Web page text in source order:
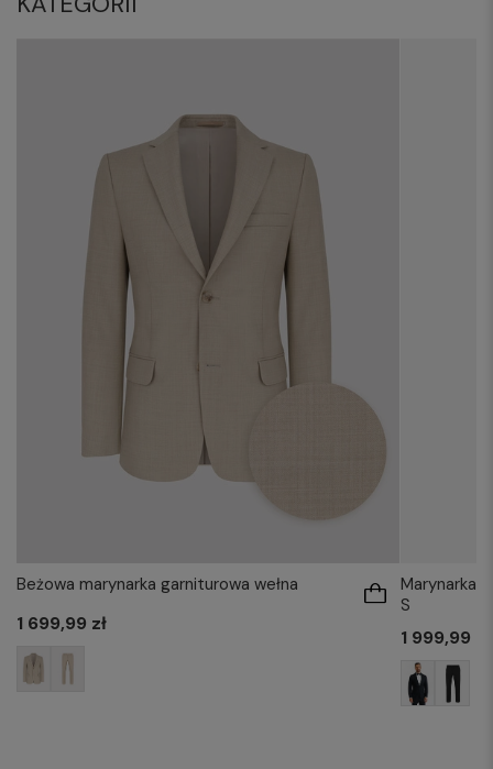
Beżowa marynarka garniturowa wełna
1 699,99 zł
Marynarka
S
1 999,99 zł